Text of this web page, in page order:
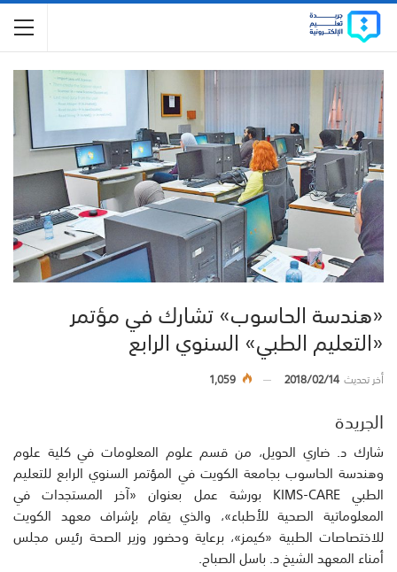
«هندسة الحاسوب» تشارك في مؤتمر
«التعليم الطبي» السنوي الرابع
أخر تحديث2018/02/14
1,059
الجريدة
شارك د. ضاري الحويل، من قسم علوم المعلومات في كلية علوم
وهندسة الحاسوب بجامعة الكويت في المؤتمر السنوي الرابع للتعليم
الطبي KIMS-CARE بورشة عمل بعنوان «آخر المستجدات في
المعلوماتية الصحية للأطباء»، والذي يقام بإشراف معهد الكويت
للاختصاصات الطبية «كيمز»، برعاية وحضور وزير الصحة رئيس مجلس
أمناء المعهد الشيخ د. باسل الصباح.